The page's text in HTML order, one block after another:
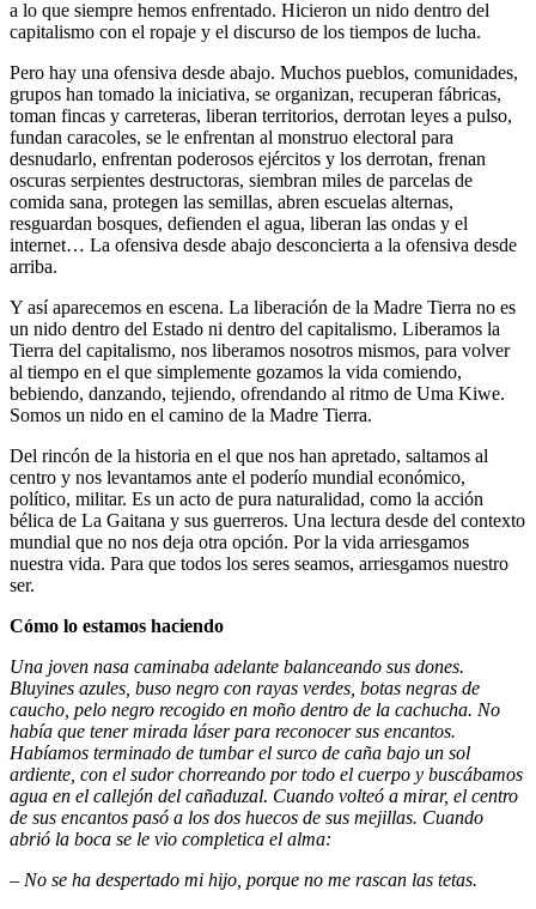
a lo que siempre hemos enfrentado. Hicieron un nido dentro del
capitalismo con el ropaje y el discurso de los tiempos de lucha.
Pero hay una ofensiva desde abajo. Muchos pueblos, comunidades,
grupos han tomado la iniciativa, se organizan, recuperan fábricas,
toman fincas y carreteras, liberan territorios, derrotan leyes a pulso,
fundan caracoles, se le enfrentan al monstruo electoral para
desnudarlo, enfrentan poderosos ejércitos y los derrotan, frenan
oscuras serpientes destructoras, siembran miles de parcelas de
comida sana, protegen las semillas, abren escuelas alternas,
resguardan bosques, defienden el agua, liberan las ondas y el
internet… La ofensiva desde abajo desconcierta a la ofensiva desde
arriba.
Y así aparecemos en escena. La liberación de la Madre Tierra no es
un nido dentro del Estado ni dentro del capitalismo. Liberamos la
Tierra del capitalismo, nos liberamos nosotros mismos, para volver
al tiempo en el que simplemente gozamos la vida comiendo,
bebiendo, danzando, tejiendo, ofrendando al ritmo de Uma Kiwe.
Somos un nido en el camino de la Madre Tierra.
Del rincón de la historia en el que nos han apretado, saltamos al
centro y nos levantamos ante el poderío mundial económico,
político, militar. Es un acto de pura naturalidad, como la acción
bélica de La Gaitana y sus guerreros. Una lectura desde del contexto
mundial que no nos deja otra opción. Por la vida arriesgamos
nuestra vida. Para que todos los seres seamos, arriesgamos nuestro
ser.
Cómo lo estamos haciendo
Una joven nasa caminaba adelante balanceando sus dones.
Bluyines azules, buso negro con rayas verdes, botas negras de
caucho, pelo negro recogido en moño dentro de la cachucha. No
había que tener mirada láser para reconocer sus encantos.
Habíamos terminado de tumbar el surco de caña bajo un sol
ardiente, con el sudor chorreando por todo el cuerpo y buscábamos
agua en el callejón del cañaduzal. Cuando volteó a mirar, el centro
de sus encantos pasó a los dos huecos de sus mejillas. Cuando
abrió la boca se le vio completica el alma:
– No se ha despertado mi hijo, porque no me rascan las tetas.